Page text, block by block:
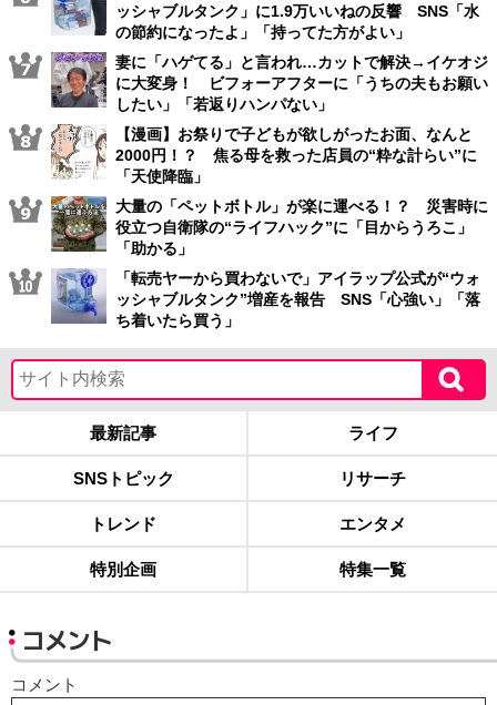
ッシャブルタンク」に1.9万いいねの反響 SNS「水
の節約になったよ」「持ってた方がよい」
妻に「ハゲてる」と言われ…カットで解決→イケオジ
に大変身！ ビフォーアフターに「うちの夫もお願い
したい」「若返りハンパない」
【漫画】お祭りで子どもが欲しがったお面、なんと
2000円！？ 焦る母を救った店員の“粋な計らい”に
「天使降臨」
大量の「ペットボトル」が楽に運べる！？ 災害時に
役立つ自衛隊の“ライフハック”に「目からうろこ」
「助かる」
「転売ヤーから買わないで」アイラップ公式が“ウォ
ッシャブルタンク”増産を報告 SNS「心強い」「落
ち着いたら買う」
最新記事 ライフ
SNSトピック リサーチ
トレンド エンタメ
特別企画 特集一覧
コメント
コメント